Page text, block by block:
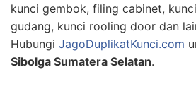
kunci gembok, filing cabinet,
gudang, kunci rooling door dan
Hubungi JagoDuplikatKunci.com
Sibolga Sumatera Selatan.